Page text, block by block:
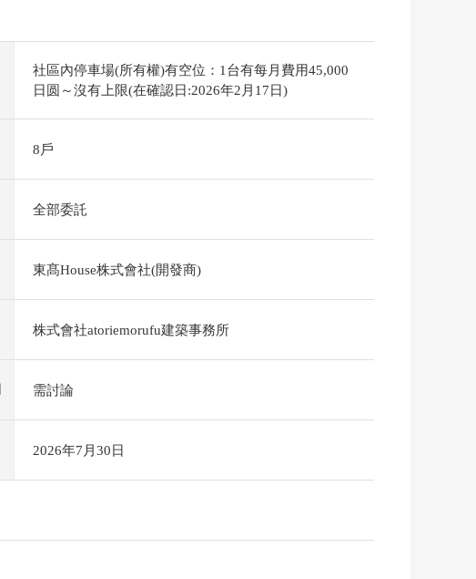
社區內停車場(所有權)有空位：1台有每月費用45,000
日圆～沒有上限(在確認日:2026年2月17日)
8戶
全部委託
東髙House株式會社(開發商)
株式會社atoriemorufu建築事務所
需討論
2026年7月30日